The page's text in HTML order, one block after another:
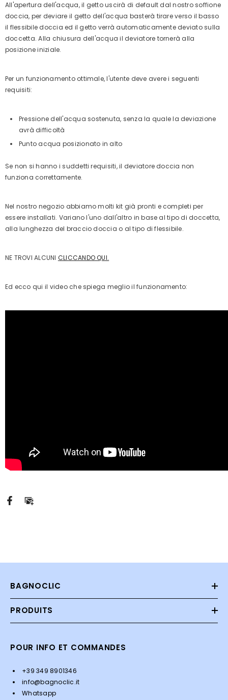
All'apertura dell'acqua, il getto uscirà di default dal nostro soffione
doccia, per deviare il getto dell'acqua basterà tirare verso il basso
il flessibile doccia ed il getto verrà automaticamente deviato sulla
doccetta. Alla chiusura dell'acqua il deviatore tornerà alla
posizione iniziale.
Per un funzionamento ottimale, l'utente deve avere i seguenti
requisiti:
Pressione dell'acqua sostenuta, senza la quale la deviazione
avrà difficoltà
Punto acqua posizionato in alto
Se non si hanno i suddetti requisiti, il deviatore doccia non
funziona correttamente.
Nel nostro negozio abbiamo molti kit già pronti e completi per
essere installati. Variano l'uno dall'altro in base al tipo di doccetta,
alla lunghezza del braccio doccia o al tipo di flessibile.
NE TROVI ALCUNI CLICCANDO QUI.
Ed ecco qui il video che spiega meglio il funzionamento:
BAGNOCLIC
PRODUITS
POUR INFO ET COMMANDES
+39 349 8901346
info@bagnoclic.it
Whatsapp